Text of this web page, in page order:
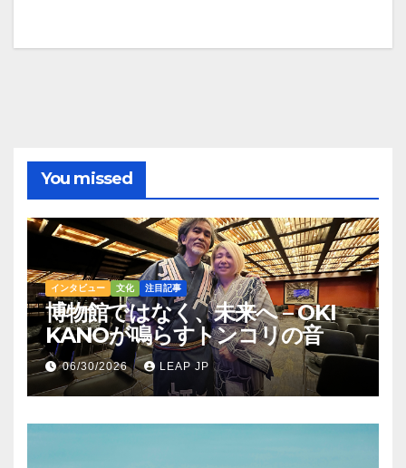
You missed
インタビュー 文化 注目記事
博物館ではなく、未来へ – OKI
KANOが鳴らすトンコリの音
06/30/2026 LEAP JP